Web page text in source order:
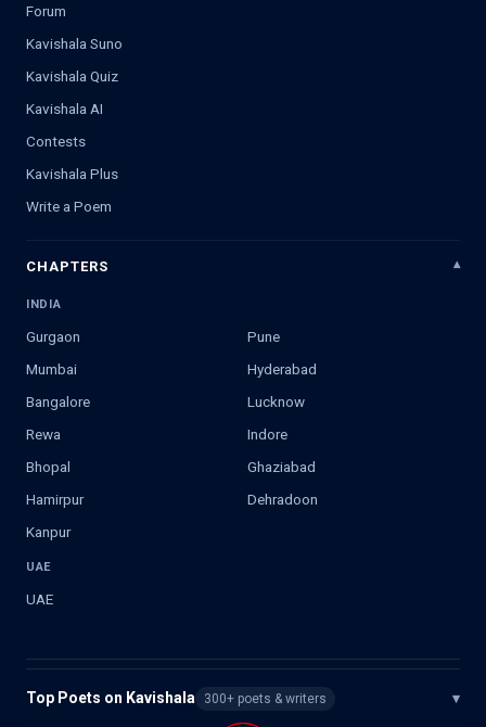
Forum
Kavishala Suno
Kavishala Quiz
Kavishala AI
Contests
Kavishala Plus
Write a Poem
CHAPTERS
INDIA
Gurgaon
Pune
Mumbai
Hyderabad
Bangalore
Lucknow
Rewa
Indore
Bhopal
Ghaziabad
Hamirpur
Dehradoon
Kanpur
UAE
UAE
Top Poets on Kavishala 300+ poets & writers ▾